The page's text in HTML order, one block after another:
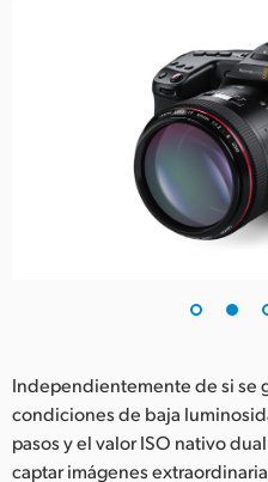
Independientemente de si se
condiciones de baja
pasos y el valor ISO nativo
captar imágenes